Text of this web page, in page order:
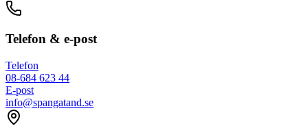
Telefon & e-post
Telefon
08-684 623 44
E-post
info@spangatand.se